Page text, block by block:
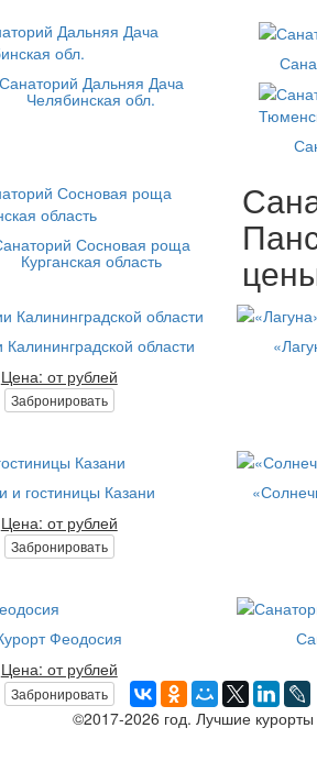
Санаторий Дальняя Дача
Челябинская обл.
Сосновая роща
Курганская область
области
Цена: от рублей
Забронировать
и гостиницы Казани
Цена: от рублей
Забронировать
Феодосия
Цена: от рублей
Забронировать
©2017-2026 год. Лучшие курорты